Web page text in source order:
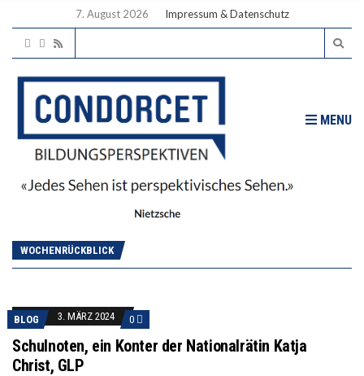
7. August 2026 Impressum & Datenschutz
MENU
WOCHENRÜCKBLICK
BLOG 3. MÄRZ 2024 0
Schulnoten, ein Konter der Nationalrätin Katja
Christ, GLP